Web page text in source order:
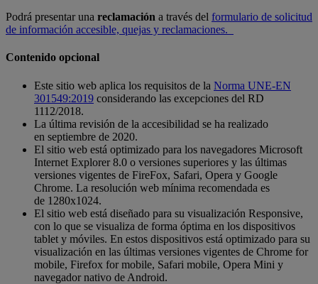
Podrá presentar una reclamación a través del formulario de solicitud
de información accesible, quejas y reclamaciones.
Contenido opcional
Este sitio web aplica los requisitos de la Norma UNE-EN
301549:2019 considerando las excepciones del RD
1112/2018.
La última revisión de la accesibilidad se ha realizado
en septiembre de 2020.
El sitio web está optimizado para los navegadores Microsoft
Internet Explorer 8.0 o versiones superiores y las últimas
versiones vigentes de FireFox, Safari, Opera y Google
Chrome. La resolución web mínima recomendada es
de 1280x1024.
El sitio web está diseñado para su visualización Responsive,
con lo que se visualiza de forma óptima en los dispositivos
tablet y móviles. En estos dispositivos está optimizado para su
visualización en las últimas versiones vigentes de Chrome for
mobile, Firefox for mobile, Safari mobile, Opera Mini y
navegador nativo de Android.